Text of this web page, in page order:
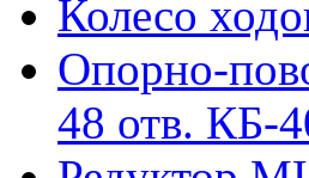
Колесо
Опорно-
48 отв. КБ-